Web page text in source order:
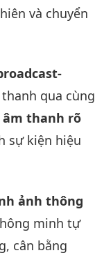
và chuyển
qua cùng
âm thanh rõ
sự kiện hiệu
ảnh thông
minh tự
cân bằng